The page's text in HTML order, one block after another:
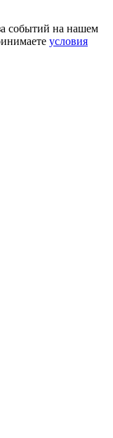
событий на нашем
условия